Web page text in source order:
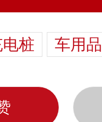
桩 车用品